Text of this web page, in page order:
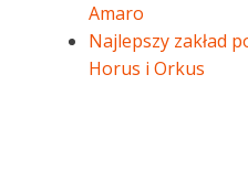
Amaro
Najlepszy zakład
Horus i Orkus